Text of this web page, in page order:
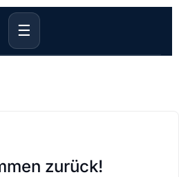
☰
zurück!